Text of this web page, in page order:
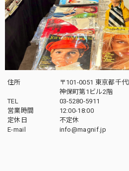
住所
〒101-0051 東京都千
神保町第1ビル2階
TEL
03-5280-5911
営業時間
12:00-18:00
定休日
不定休
E-mail
info@magnif.jp